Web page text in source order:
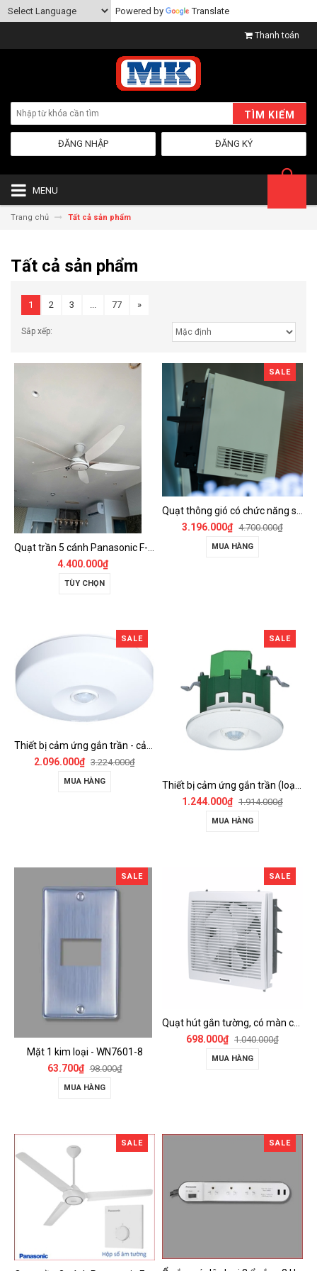
Powered by Translate
Thanh toán
TÌM KIẾM
ĐĂNG KÝ
ĐĂNG NHẬP
MENU
Trang chủ Tất cả sản phẩm
Tất cả sản phẩm
Sắp xếp:
1 2 3 ... 77 »
4.400.000₫
TÙY CHỌN
SALE
Quạt thông gió có chức năng sưởi ấm, dùng cho phòng tắm - FV-30BZ1
3.196.000₫ 4.700.000₫
MUA HÀNG
SALE
2.096.000₫ 3.224.000₫
MUA HÀNG
SALE
1.244.000₫ 1.914.000₫
MUA HÀNG
SALE
Mặt 1 kim loại - WN7601-8
63.700₫ 98.000₫
MUA HÀNG
SALE
698.000₫ 1.040.000₫
MUA HÀNG
SALE SALE